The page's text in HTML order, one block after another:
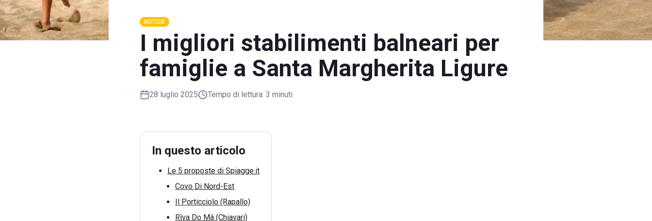
NOTIZIE
I migliori stabilimenti balneari per
famiglie a Santa Margherita Ligure
28 luglio 2025 Tempo di lettura: 3 minuti
In questo articolo
Le 5 proposte di Spiagge.it
Covo Di Nord-Est
Il Porticciolo (Rapallo)
Rîva Do Mâ (Chiavari)